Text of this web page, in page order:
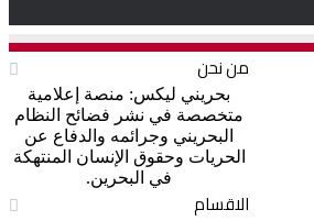
من نحن
بحريني ليكس: منصة إعلامية
متخصصة في نشر فضائح النظام
البحريني وجرائمه والدفاع عن
الحريات وحقوق الإنسان المنتهكة
في البحرين.
الاقسام